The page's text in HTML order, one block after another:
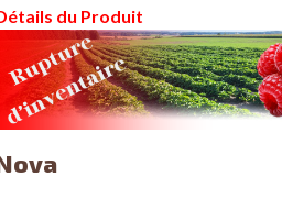
du Produit